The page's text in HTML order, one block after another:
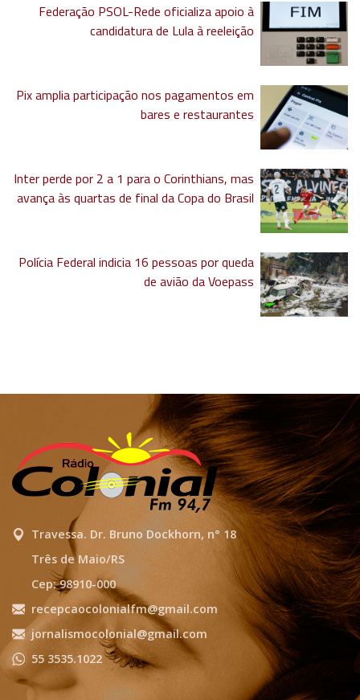
Federação PSOL-Rede oficializa apoio à
candidatura de Lula à reeleição
Pix amplia participação nos pagamentos em
bares e restaurantes
Inter perde por 2 a 1 para o Corinthians, mas
avança às quartas de final da Copa do Brasil
Polícia Federal indicia 16 pessoas por queda
de avião da Voepass
Travessa. Dr. Bruno Dockhorn, n° 18
Três de Maio/RS
Cep: 98910-000
recepcaocolonialfm@gmail.com
jornalismocolonial@gmail.com
55 3535.1022